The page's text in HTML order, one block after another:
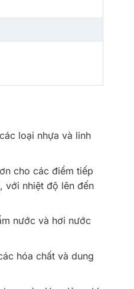
loại nhựa và linh
cho các điểm tiếp
với nhiệt độ lên đến
nước và hơi nước
hóa chất và dung